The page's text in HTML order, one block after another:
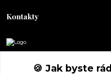
Kontakty
🍪 Jak byste